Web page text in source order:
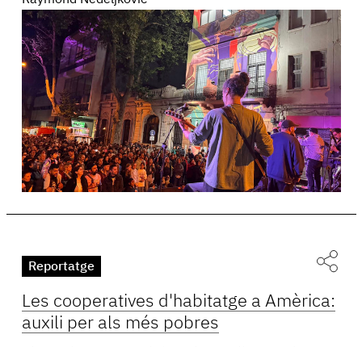
Reportatge
Les cooperatives d'habitatge a Amèrica:
auxili per als més pobres